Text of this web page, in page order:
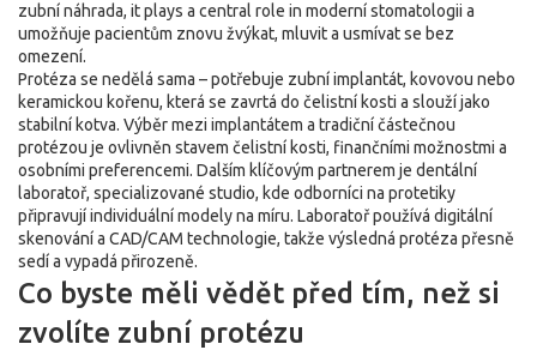
zubní náhrada, it plays a central role in moderní stomatologii a
umožňuje pacientům znovu žvýkat, mluvit a usmívat se bez
omezení.
Protéza se nedělá sama – potřebuje zubní implantát, kovovou nebo
keramickou kořenu, která se zavrtá do čelistní kosti a slouží jako
stabilní kotva. Výběr mezi implantátem a tradiční částečnou
protézou je ovlivněn stavem čelistní kosti, finančními možnostmi a
osobními preferencemi. Dalším klíčovým partnerem je dentální
laboratoř, specializované studio, kde odborníci na protetiky
připravují individuální modely na míru. Laboratoř používá digitální
skenování a CAD/CAM technologie, takže výsledná protéza přesně
sedí a vypadá přirozeně.
Co byste měli vědět před tím, než si
zvolíte zubní protézu